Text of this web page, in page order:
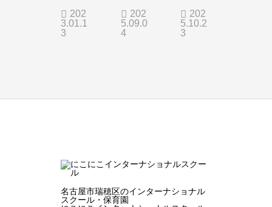
Cloc
k
202
3.01.1
3
time
202
5.09.0
4
Time
202
5.10.2
3
名古屋市瑞穂区のインターナショナル
スクール・保育園